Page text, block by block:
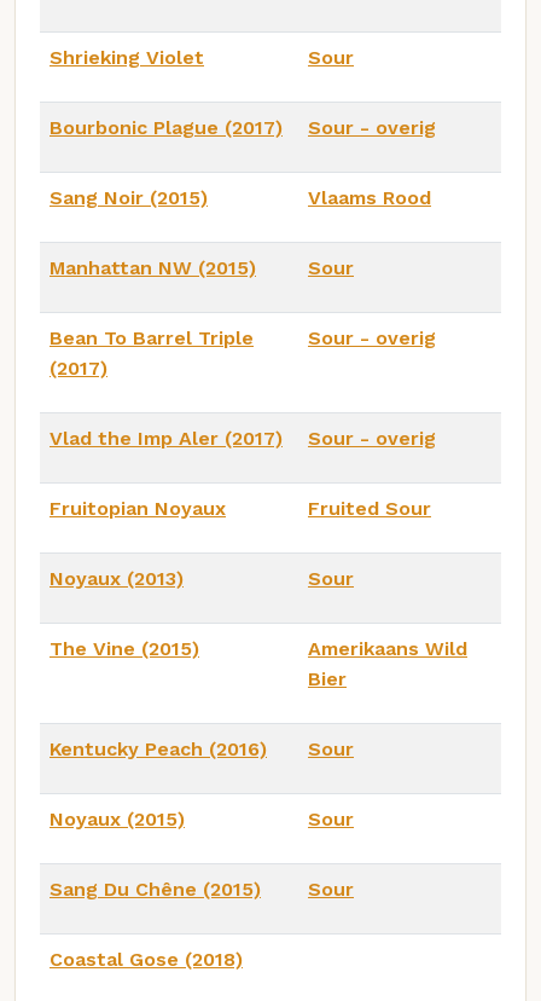
Shrieking Violet Sour
Bourbonic Plague (2017) Sour - overig
Sang Noir (2015) Vlaams Rood
Manhattan NW (2015) Sour
Bean To Barrel Triple
(2017)
Sour - overig
Vlad the Imp Aler (2017) Sour - overig
Fruitopian Noyaux Fruited Sour
Noyaux (2013) Sour
The Vine (2015)
Amerikaans Wild
Bier
Kentucky Peach (2016) Sour
Noyaux (2015) Sour
Sang Du Chêne (2015) Sour
Coastal Gose (2018)